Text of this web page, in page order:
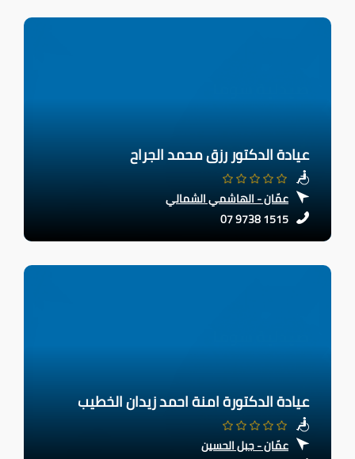
عيادة الدكتور رزق محمد الجراح
عمّان - الهاشمي الشمالي
07 9738 1515
عيادة الدكتورة امنة احمد زيدان الخطيب
عمّان - جبل الحسين